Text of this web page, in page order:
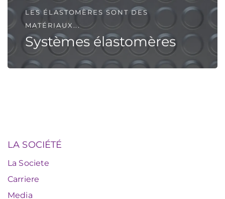
LES ÉLASTOMÈRES SONT DES
MATÉRIAUX...
Systèmes élastomères
LA SOCIÉTÉ
La Societe
Carriere
Media